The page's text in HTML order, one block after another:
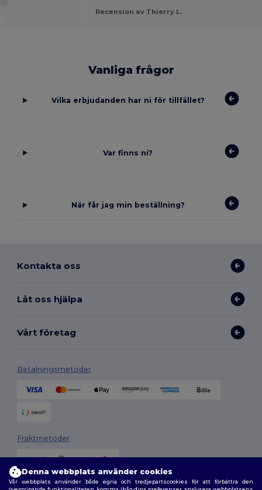
Recension av Thierry L.
Vanliga frågor
Vilka erbjudanden har ni för tillfället?
Var finns ni?
När får jag min beställning?
Kontakta oss
Låt oss hjälpa
Vårt företag
Betalningsmetoder
Fraktmetoder
Denna webbplats använder cookies
Vår webbplats använder både egna och tredjepartscookies för att förbättra den